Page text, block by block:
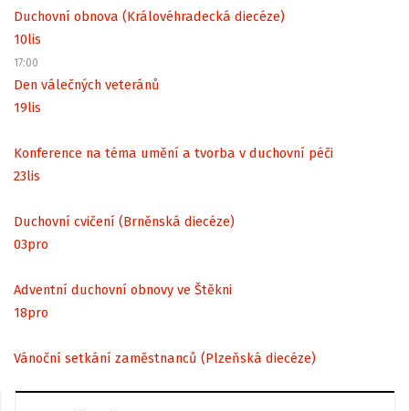
Duchovní obnova (Královéhradecká diecéze)
10lis
17:00
Den válečných veteránů
19lis
Konference na téma umění a tvorba v duchovní péči
23lis
Duchovní cvičení (Brněnská diecéze)
03pro
Adventní duchovní obnovy ve Štěkni
18pro
Vánoční setkání zaměstnanců (Plzeňská diecéze)